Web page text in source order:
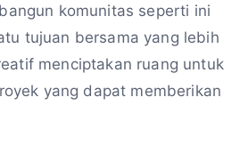
komunitas seperti ini
tujuan bersama yang lebih
menciptakan ruang untuk
yang dapat memberikan